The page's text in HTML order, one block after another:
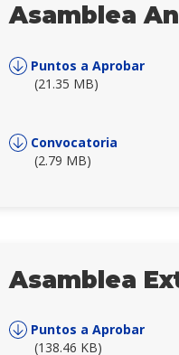
Asamblea
Puntos a Aprobar
(21.35 MB)
Convocatoria
(2.79 MB)
Asamblea
Puntos a Aprobar
(138.46 KB)